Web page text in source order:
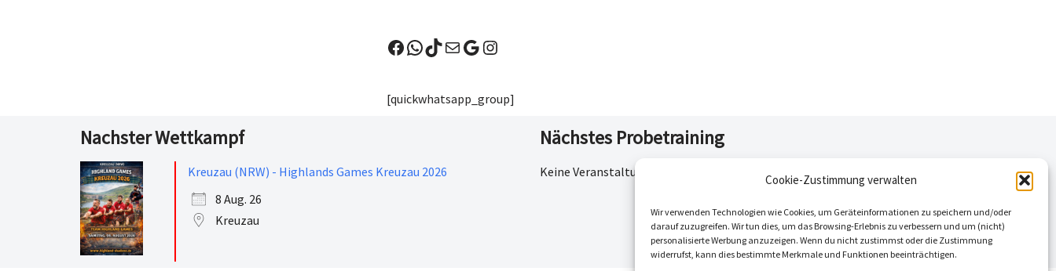
Cookie-Zustimmung verwalten
Wir verwenden Technologien wie Cookies, um Geräteinformationen zu speichern und/oder
darauf zuzugreifen. Wir tun dies, um das Browsing-Erlebnis zu verbessern und um (nicht)
personalisierte Werbung anzuzeigen. Wenn du nicht zustimmst oder die Zustimmung
widerrufst, kann dies bestimmte Merkmale und Funktionen beeinträchtigen.
[quickwhatsapp_group]
Nachster Wettkampf
Kreuzau (NRW) - Highlands Games Kreuzau 2026
8 Aug. 26
Kreuzau
Nächstes Probetraining
Keine Veranstaltungen